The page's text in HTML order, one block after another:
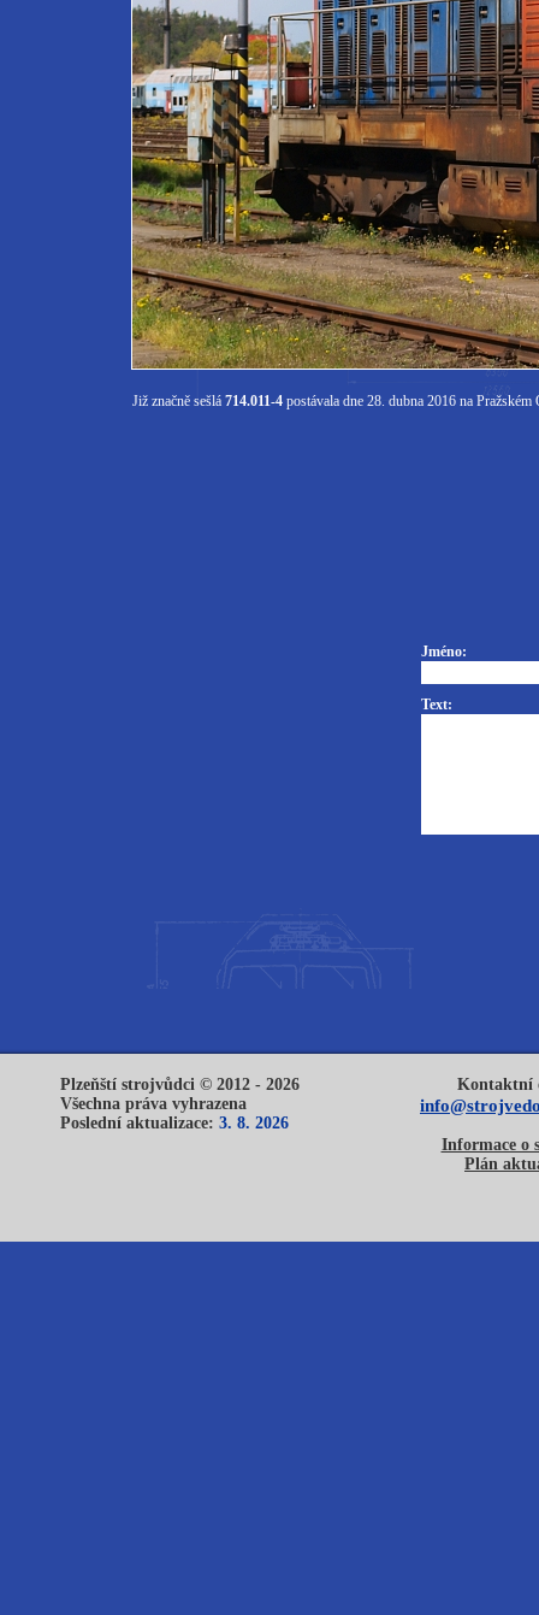
Již značně sešlá 714.011-4 postávala dne 28. dubna 2016 na
Jméno:
Text:
Plzeňští strojvůdci © 2012 - 2026
Všechna práva vyhrazena
Poslední aktualizace: 3. 8. 2026
Kontaktní
Informace o
Plán